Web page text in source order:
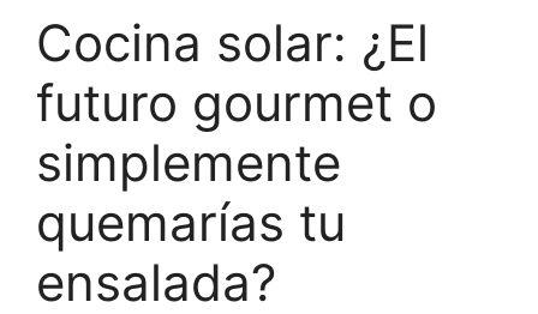
Cocina solar: ¿El
futuro gourmet o
simplemente
quemarías tu
ensalada?